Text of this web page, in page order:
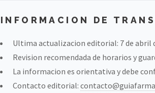
INFORMACION DE
Ultima actualizacion editorial: 7 de abril
Revision recomendada de horarios y
La informacion es orientativa y debe
Contacto editorial: